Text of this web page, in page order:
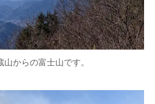
からの富士山です。